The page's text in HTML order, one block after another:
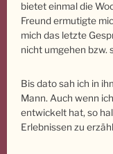
bietet einmal die
Freund ermutigte
mich das letzte
nicht umgehen bzw.
Bis dato sah ich in
Mann. Auch wenn
entwickelt hat, so
Erlebnissen zu